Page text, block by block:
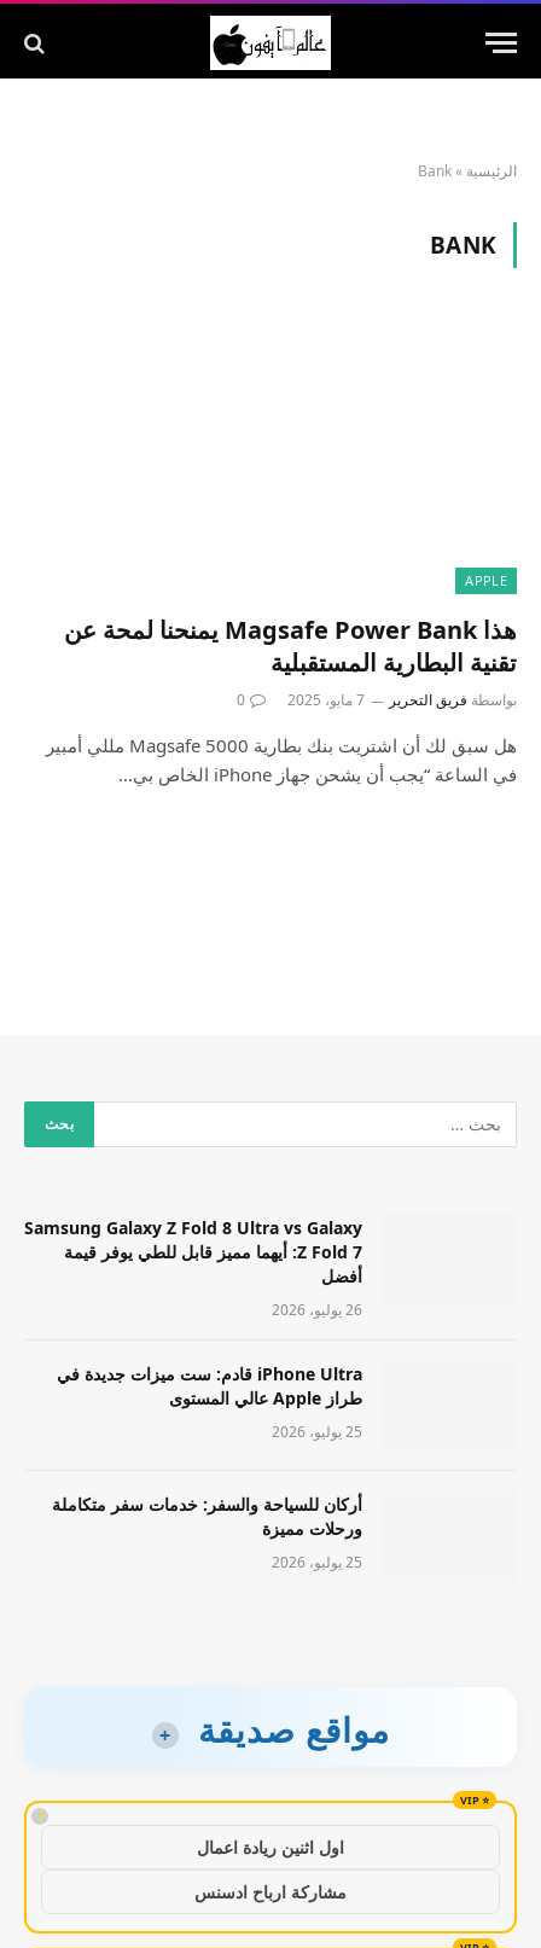
الرئيسية »
Bank
BANK
APPLE
هذا Magsafe Power Bank يمنحنا لمحة عن
تقنية البطارية المستقبلية
بواسطة فريق التحرير 7 مايو، 2025 0
هل سبق لك أن اشتريت بنك بطارية Magsafe 5000 مللي أمبير
في الساعة “يجب أن يشحن جهاز iPhone الخاص بي…
Samsung Galaxy Z Fold 8 Ultra vs Galaxy
Z Fold 7: أيهما مميز قابل للطي يوفر قيمة
أفضل
26 يوليو، 2026
iPhone Ultra قادم: ست ميزات جديدة في
طراز Apple عالي المستوى
25 يوليو، 2026
أركان للسياحة والسفر: خدمات سفر متكاملة
ورحلات مميزة
25 يوليو، 2026
مواقع صديقة +
!
اول اثنين ريادة اعمال
مشاركة ارباح ادسنس